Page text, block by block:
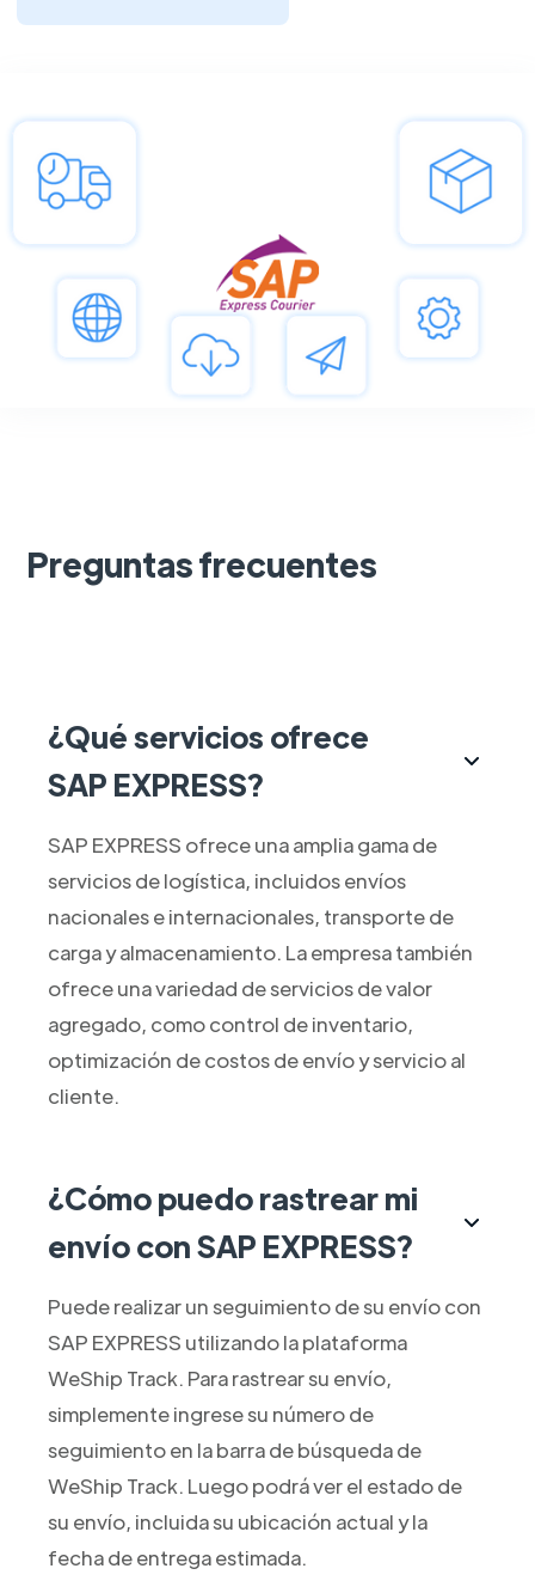
Preguntas frecuentes
¿Qué servicios ofrece
SAP EXPRESS?
SAP EXPRESS ofrece una amplia gama de
servicios de logística, incluidos envíos
nacionales e internacionales, transporte de
carga y almacenamiento. La empresa también
ofrece una variedad de servicios de valor
agregado, como control de inventario,
optimización de costos de envío y servicio al
cliente.
¿Cómo puedo rastrear mi
envío con SAP EXPRESS?
Puede realizar un seguimiento de su envío con
SAP EXPRESS utilizando la plataforma
WeShip Track. Para rastrear su envío,
simplemente ingrese su número de
seguimiento en la barra de búsqueda de
WeShip Track. Luego podrá ver el estado de
su envío, incluida su ubicación actual y la
fecha de entrega estimada.